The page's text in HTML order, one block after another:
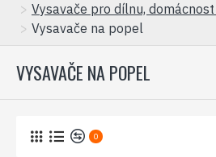
Vysavače pro dílnu,
Vysavače na popel
VYSAVAČE NA POPEL
0